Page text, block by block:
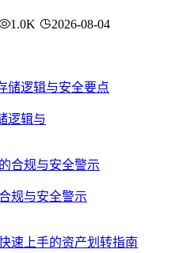
1.0K 2026-08-04
逻辑与
规与安全警示